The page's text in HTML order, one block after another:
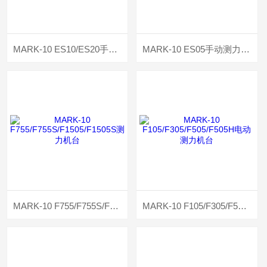
MARK-10 ES10/ES20手动测力机台 MARK-10 ES05手动测力机台
MARK-10 F755/F755S/F1505/F1505S测力机台 MARK-10 F105/F305/F505/F505H电动测力机台